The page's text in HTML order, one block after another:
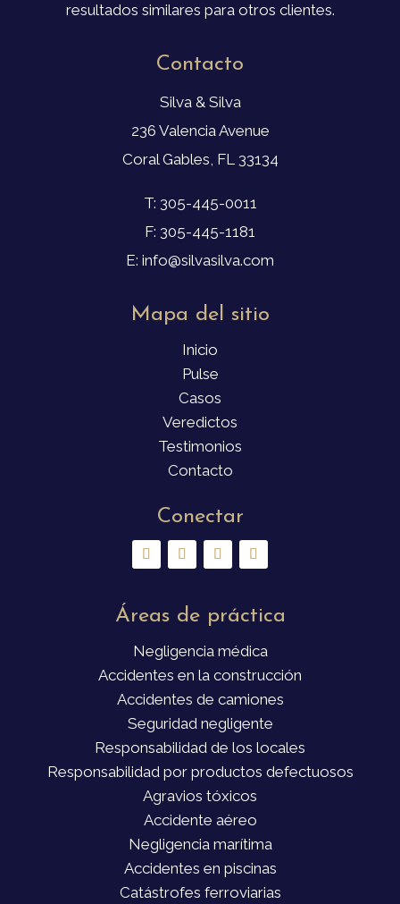
resultados similares para otros clientes.
Contacto
Silva & Silva
236 Valencia Avenue
Coral Gables, FL 33134
T: 305-445-0011
F: 305-445-1181
E: info@silvasilva.com
Mapa del sitio
Inicio
Pulse
Casos
Veredictos
Testimonios
Contacto
Conectar
Áreas de práctica
Negligencia médica
Accidentes en la construcción
Accidentes de camiones
Seguridad negligente
Responsabilidad de los locales
Responsabilidad por productos defectuosos
Agravios tóxicos
Accidente aéreo
Negligencia marítima
Accidentes en piscinas
Catástrofes ferroviarias